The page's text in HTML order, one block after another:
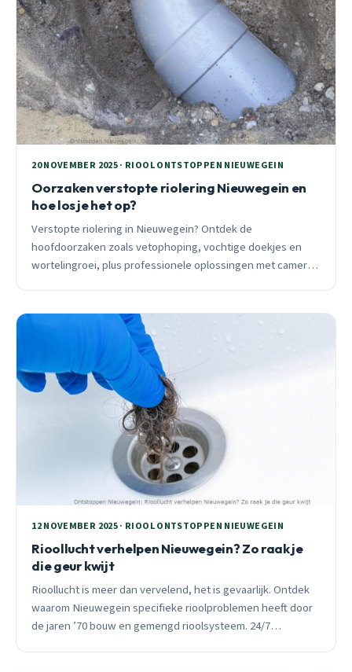
20 NOVEMBER 2025 · RIOOL ONTSTOPPEN NIEUWEGEIN
Oorzaken verstopte riolering Nieuwegein en
hoe los je het op?
Verstopte riolering in Nieuwegein? Ontdek de
hoofdoorzaken zoals vetophoping, vochtige doekjes en
wortelingroei, plus professionele oplossingen met camera-
12 NOVEMBER 2025 · RIOOL ONTSTOPPEN NIEUWEGEIN
Rioollucht verhelpen Nieuwegein? Zo raak je
die geur kwijt
Rioollucht is meer dan vervelend, het is gevaarlijk. Ontdek
waarom Nieuwegein specifieke rioolproblemen heeft door
de jaren ’70 bouw en gemengd rioolsysteem. 24/7